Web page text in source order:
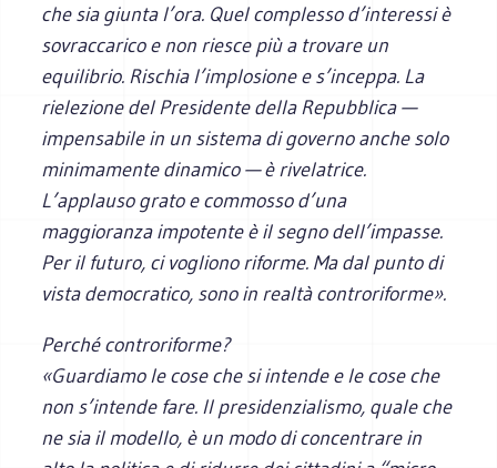
che sia giunta l’ora. Quel complesso d’interessi è
sovraccarico e non riesce più a trovare un
equilibrio. Rischia l’implosione e s’inceppa. La
rielezione del Presidente della Repubblica —
impensabile in un sistema di governo anche solo
minimamente dinamico — è rivelatrice.
L’applauso grato e commosso d’una
maggioranza impotente è il segno dell’impasse.
Per il futuro, ci vogliono riforme. Ma dal punto di
vista democratico, sono in realtà controriforme».
Perché controriforme?
«Guardiamo le cose che si intende e le cose che
non s’intende fare. Il presidenzialismo, quale che
ne sia il modello, è un modo di concentrare in